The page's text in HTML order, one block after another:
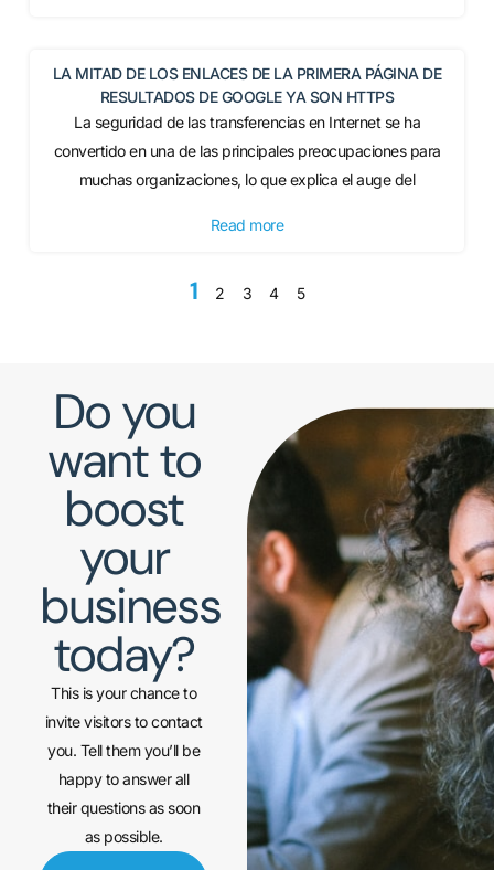
LA MITAD DE LOS ENLACES DE LA PRIMERA PÁGINA DE
RESULTADOS DE GOOGLE YA SON HTTPS
La seguridad de las transferencias en Internet se ha
convertido en una de las principales preocupaciones para
muchas organizaciones, lo que explica el auge del
Read more
1 2 3 4 5
Do you
want to
boost
your
business
today?
This is your chance to
invite visitors to contact
you. Tell them you’ll be
happy to answer all
their questions as soon
as possible.